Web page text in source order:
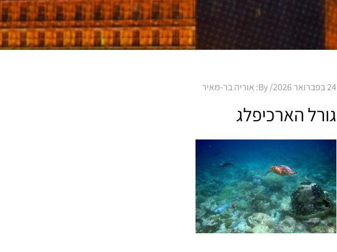
Posted
24 בפברואר 2026 By: אוריה בר-מאיר
גורל הארכיפלג